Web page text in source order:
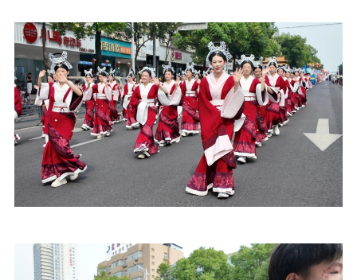
社会宣传
思想政治教育 爱国主义教育
全民国防教育
红色资源保护利
用
新闻出版
精品出版 全民阅读
出版监管
电影工作